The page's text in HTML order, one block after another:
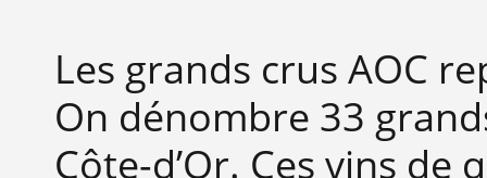
Les grands crus AOC
On dénombre 33
Côte-d’Or. Ces vins